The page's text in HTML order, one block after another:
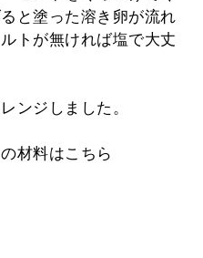
と塗った溶き卵が流れ
トが無ければ塩で大丈
ンジしました。
材料はこちら